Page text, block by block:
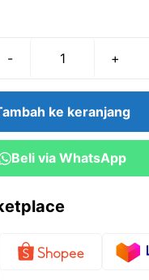
-
Kuantitas
4%
+
ke keranjang
Beli via WhatsApp